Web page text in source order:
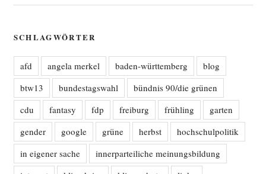
SCHLAGWÖRTER
afd angela merkel baden-württemberg
blog
btw13
bundestagswahl
bündnis 90/die grünen
cdu
fantasy fdp freiburg frühling
garten
gender
google grüne herbst
hochschulpolitik
in eigener sache
innerparteiliche meinungsbildung